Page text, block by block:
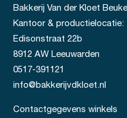
Bakkerij Van der Kloet
Kantoor & productielocatie:
Edisonstraat 22b
8912 AW Leeuwarden
0517-391121
info@bakkerijvdkloet.nl
Contactgegevens winkels